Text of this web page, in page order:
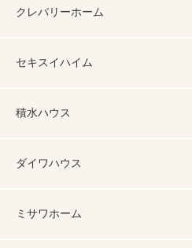
クレバリーホーム
セキスイハイム
積水ハウス
ダイワハウス
ミサワホーム